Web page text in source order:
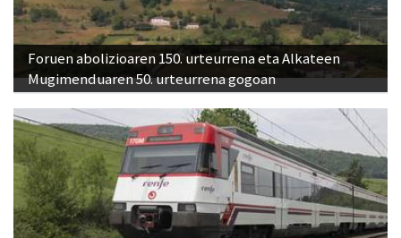
Foruen abolizioaren 150. urteurrena eta Alkateen
Mugimenduaren 50. urteurrena gogoan